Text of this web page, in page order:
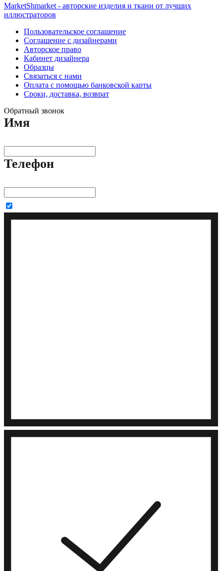
MarketShmarket - авторские изделия и ткани от лучших
иллюстраторов
Пользовательское соглашение
Соглашение с дизайнерами
Авторское право
Кабинет дизайнера
Образцы
Связаться с нами
Оплата с помощью банковской карты
Сроки, доставка, возврат
Обратный звонок
Имя
Телефон